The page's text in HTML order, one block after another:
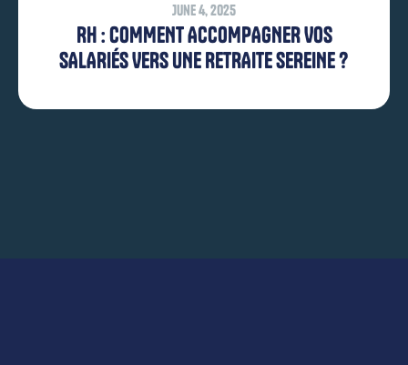
June 4, 2025
RH : COMMENT ACCOMPAGNER VOS
SALARIÉS VERS UNE RETRAITE SEREINE ?